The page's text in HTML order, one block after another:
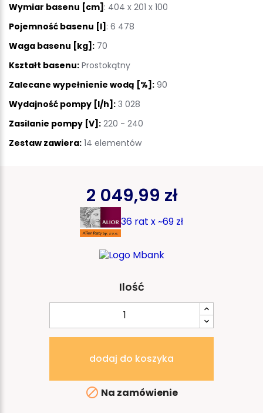
Wymiar basenu [cm] : 404 x 201 x 100
Pojemność basenu [l] : 6 478
Waga basenu [kg]: 70
Kształt basenu: Prostokątny
Zalecane wypełnienie wodą [%]: 90
Wydajność pompy [l/h]: 3 028
Zasilanie pompy [V]: 220 - 240
Zestaw zawiera: 14 elementów
2 049,99 zł
36 rat x ~69 zł
Ilość
dodaj do koszyka
 Na zamówienie